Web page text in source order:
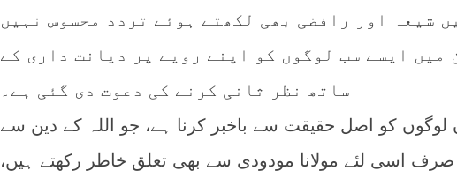
شیعہ اور رافضی بھی لکھتے ہوئے تردد محسوس نہیں
میں ایسے سب لوگوں کو اپنے رویے پر دیانت داری کے
ساتھ نظر ثانی کرنے کی دعوت دی گئی ہے۔
لوگوں کو اصل حقیقت سے باخبر کرنا ہے، جو اللہ کے دین سے
اسی لئے مولانا مودودی سے بھی تعلق خاطر رکھتے ہیں،